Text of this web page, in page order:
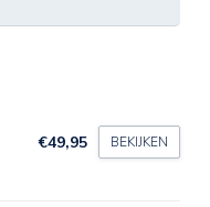
€49,95 BEKIJKEN